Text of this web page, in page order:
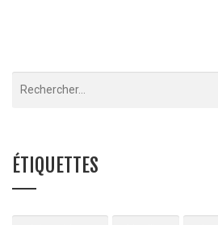
ÉTIQUETTES